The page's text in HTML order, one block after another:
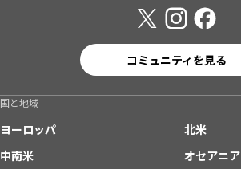
コミュニティを見る
国と地域
ヨーロッパ
北米
中南米
オセアニア